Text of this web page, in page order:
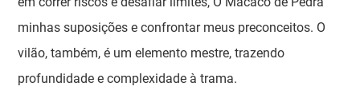
minhas suposições e confrontar meus preconceitos. O
vilão, também, é um elemento mestre, trazendo
profundidade e complexidade à trama.